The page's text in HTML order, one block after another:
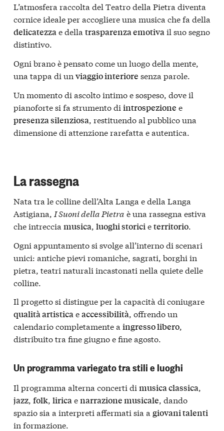
L’atmosfera raccolta del Teatro della Pietra diventa
cornice ideale per accogliere una musica che fa della
delicatezzae della trasparenza emotivail suo segno
distintivo.
Ogni brano è pensato come un luogo della mente,
una tappa di un viaggio interiore senza parole.
Un momento di ascolto intimo e sospeso, dove il
pianoforte si fa strumento di introspezione e
presenza silenziosa , restituendo al pubblico una
dimensione di attenzione rarefatta e autentica.
La rassegna
Nata tra le colline dell’Alta Langa e della Langa
Astigiana, I Suoni della Pietra è una rassegna estiva
che intreccia musica, luoghi storicieterritorio.
Ogni appuntamento si svolge all’interno di scenari
unici: antiche pievi romaniche, sagrati, borghi in
pietra, teatri naturali incastonati nella quiete delle
colline.
Il progetto si distingue per la capacità di coniugare
qualità artisticaeaccessibilità, offrendo un
calendario completamente a ingresso libero,
distribuito tra fine giugno e fine agosto.
Un programma variegato tra stili e luoghi
Il programma alterna concerti di musica classica,
jazz, folk, liricaenarrazione musicale, dando
spazio sia a interpreti affermati sia a giovani talenti
in formazione.